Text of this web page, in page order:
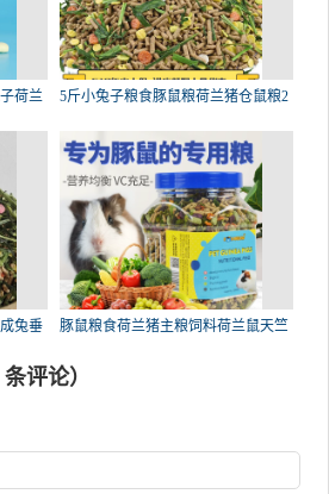
荷兰 5斤小兔子粮食豚鼠粮荷兰猪仓鼠粮2
兔垂 豚鼠粮食荷兰猪主粮饲料荷兰鼠天竺
条评论）